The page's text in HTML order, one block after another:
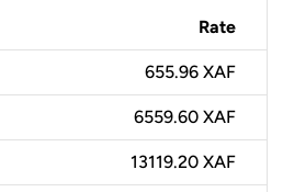
Rate
655.96 XAF
6559.60 XAF
13119.20 XAF